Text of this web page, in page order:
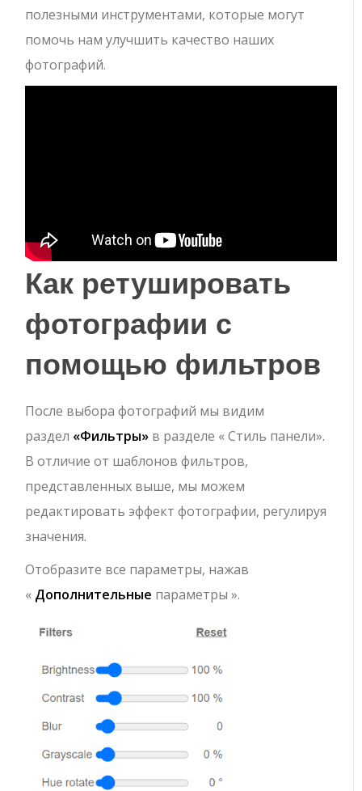
полезными инструментами, которые могут
помочь нам улучшить качество наших
фотографий.
Как ретушировать
фотографии с
помощью фильтров
После выбора фотографий мы видим
раздел «Фильтры» в разделе « Стиль панели».
В отличие от шаблонов фильтров,
представленных выше, мы можем
редактировать эффект фотографии, регулируя
значения.
Отобразите все параметры, нажав
« Дополнительные параметры ».